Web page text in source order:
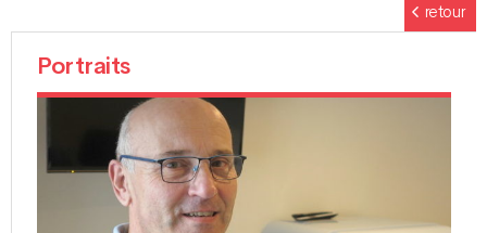
retour
Portraits